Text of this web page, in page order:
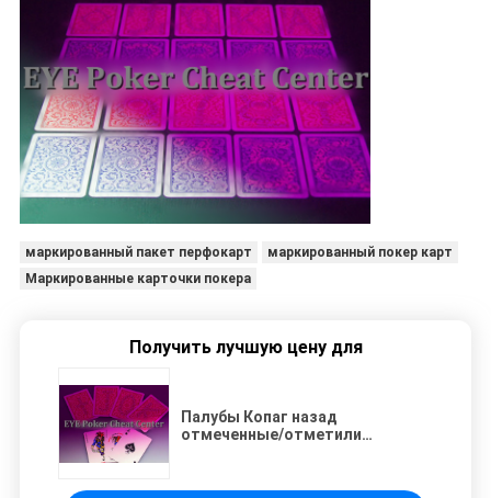
маркированный пакет перфокарт
маркированный покер карт
Маркированные карточки покера
Получить лучшую цену для
Палубы Копаг назад
отмеченные/отметили